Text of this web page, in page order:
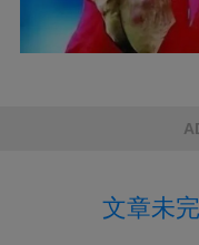
文章未